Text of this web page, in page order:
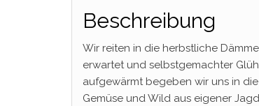
Beschreibung
Wir reiten in die herbstliche
erwartet und selbstgemachter
aufgewärmt begeben wir uns in
Gemüse und Wild aus eigener